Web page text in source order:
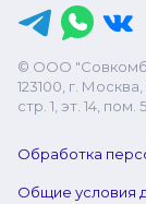
© ООО
123100, г.
стр. 1, эт. 14, пом.
Обработка
Общие условия